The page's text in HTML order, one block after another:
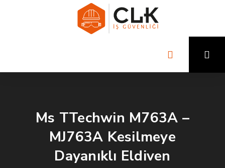
Ms TTechwin M763A –
MJ763A Kesilmeye
Dayanıklı Eldiven